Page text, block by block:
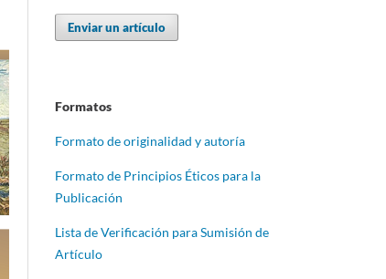
Enviar un artículo
Formatos
Formato de originalidad y autoría
Formato de Principios Éticos para la
Publicación
Lista de Verificación para Sumisión de
Artículo